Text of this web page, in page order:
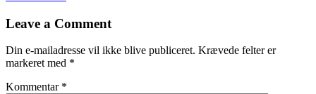
til
Leave a Comment
Din e-mailadresse vil ikke blive publiceret. Krævede felter er
markeret med *
Kommentar *